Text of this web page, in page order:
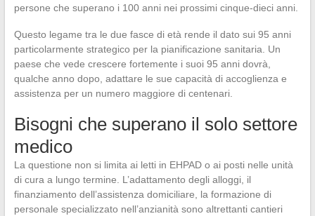
persone che superano i 100 anni nei prossimi cinque-dieci anni.
Questo legame tra le due fasce di età rende il dato sui 95 anni
particolarmente strategico per la pianificazione sanitaria. Un
paese che vede crescere fortemente i suoi 95 anni dovrà,
qualche anno dopo, adattare le sue capacità di accoglienza e
assistenza per un numero maggiore di centenari.
Bisogni che superano il solo settore
medico
La questione non si limita ai letti in EHPAD o ai posti nelle unità
di cura a lungo termine. L’adattamento degli alloggi, il
finanziamento dell’assistenza domiciliare, la formazione di
personale specializzato nell’anzianità sono altrettanti cantieri